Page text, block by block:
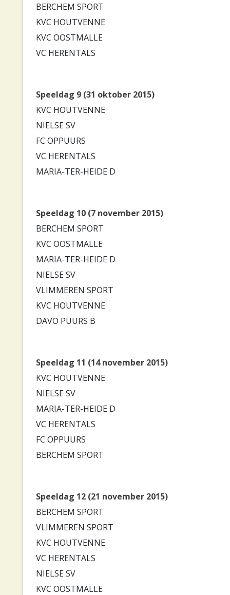
BERCHEM SPORT
KVC HOUTVENNE
KVC OOSTMALLE
VC HERENTALS
Speeldag 9 (31 oktober 2015)
KVC HOUTVENNE
NIELSE SV
FC OPPUURS
VC HERENTALS
MARIA-TER-HEIDE D
Speeldag 10 (7 november 2015)
BERCHEM SPORT
KVC OOSTMALLE
MARIA-TER-HEIDE D
NIELSE SV
VLIMMEREN SPORT
KVC HOUTVENNE
DAVO PUURS B
Speeldag 11 (14 november 2015)
KVC HOUTVENNE
NIELSE SV
MARIA-TER-HEIDE D
VC HERENTALS
FC OPPUURS
BERCHEM SPORT
Speeldag 12 (21 november 2015)
BERCHEM SPORT
VLIMMEREN SPORT
KVC HOUTVENNE
VC HERENTALS
NIELSE SV
KVC OOSTMALLE